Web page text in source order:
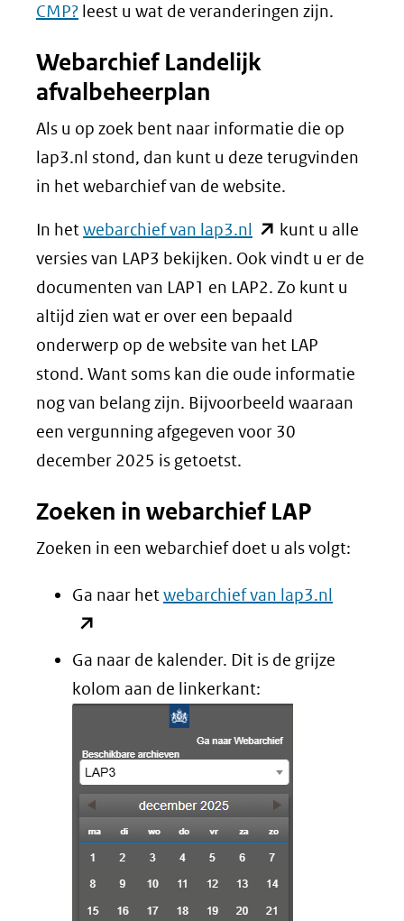
CMP? leest u wat de veranderingen zijn.
Webarchief Landelijk
afvalbeheerplan
Als u op zoek bent naar informatie die op
lap3.nl stond, dan kunt u deze terugvinden
in het webarchief van de website.
In hetwebarchief van lap3.nl (opent
in
nieuw
venster)
(verwijst
naar
een
andere
kunt u alle
versies van LAP3 bekijken. Ook vindt u er de
documenten van LAP1 en LAP2. Zo kunt u
altijd zien wat er over een bepaald
onderwerp op de website van het LAP
stond. Want soms kan die oude informatie
nog van belang zijn. Bijvoorbeeld waaraan
een vergunning afgegeven voor 30
december 2025 is getoetst.
Zoeken in webarchief LAP
Zoeken in een webarchief doet u als volgt:
Ga naar hetwebarchief van lap3.nl
nieuw
Ga naar de kalender. Dit is de grijze
kolom aan de linkerkant: